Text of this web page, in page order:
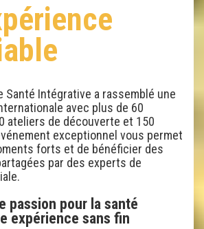
Santé Intégrative a rassemblé une
avec plus de 60
ateliers de découverte et 150
exceptionnel vous permet
forts et de bénéficier des
par des experts de
passion pour la santé
expérience sans fin